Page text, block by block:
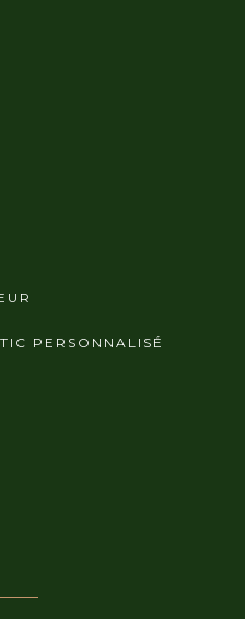
PERSONNALISÉ